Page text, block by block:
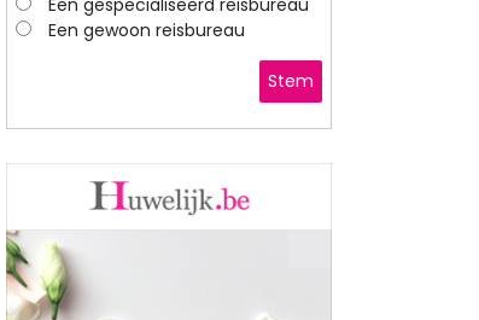
Een gespecialiseerd reisbureau
Een gewoon reisbureau
Stem